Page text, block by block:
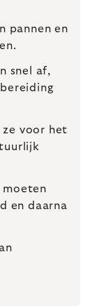
pannen en
snel af,
voor het
moeten
en daarna